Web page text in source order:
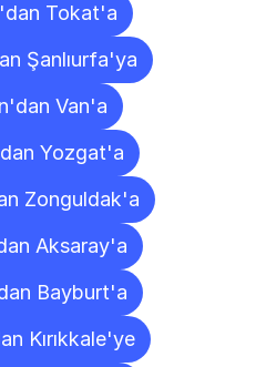
Tokat'a
Şanlıurfa'ya
Van'a
Yozgat'a
Zonguldak'a
Aksaray'a
Bayburt'a
Kırıkkale'ye